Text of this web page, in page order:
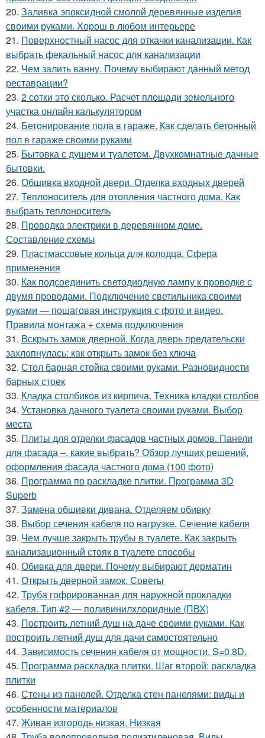
20. Заливка эпоксидной смолой деревянные изделия
своими руками. Хорош в любом интерьере
21. Поверхностный насос для откачки канализации. Как
выбрать фекальный насос для канализации
22. Чем залить ванну. Почему выбирают данный метод
реставрации?
23. 2 сотки это сколько. Расчет площади земельного
участка онлайн калькулятором
24. Бетонирование пола в гараже. Как сделать бетонный
пол в гараже своими руками
25. Бытовка с душем и туалетом. Двухкомнатные дачные
бытовки.
26. Обшивка входной двери. Отделка входных дверей
27. Теплоноситель для отопления частного дома. Как
выбрать теплоноситель
28. Проводка электрики в деревянном доме.
Составление схемы
29. Пластмассовые кольца для колодца. Сфера
применения
30. Как подсоединить светодиодную лампу к проводке с
двумя проводами. Подключение светильника своими
руками — пошаговая инструкция с фото и видео.
Правила монтажа + схема подключения
31. Вскрыть замок дверной. Когда дверь предательски
захлопнулась: как открыть замок без ключа
32. Стол барная стойка своими руками. Разновидности
барных стоек
33. Кладка столбиков из кирпича. Техника кладки столбов
34. Установка дачного туалета своими руками. Выбор
места
35. Плиты для отделки фасадов частных домов. Панели
для фасада –, какие выбрать? Обзор лучших решений,
оформления фасада частного дома (100 фото)
36. Программа по раскладке плитки. Программа 3D
Superb
37. Замена обшивки дивана. Отделяем обивку
38. Выбор сечения кабеля по нагрузке. Сечение кабеля
39. Чем лучше закрыть трубы в туалете. Как закрыть
канализационный стояк в туалете способы
40. Обивка для двери. Почему выбирают дерматин
41. Открыть дверной замок. Советы
42. Труба гофрированная для наружной прокладки
кабеля. Тип #2 — поливинилхлоридные (ПВХ)
43. Построить летний душ на даче своими руками. Как
построить летний душ для дачи самостоятельно
44. Зависимость сечения кабеля от мощности. S=0,8D.
45. Программа раскладка плитки. Шаг второй: раскладка
плитки
46. Стены из панелей. Отделка стен панелями: виды и
особенности материалов
47. Живая изгородь низкая. Низкая